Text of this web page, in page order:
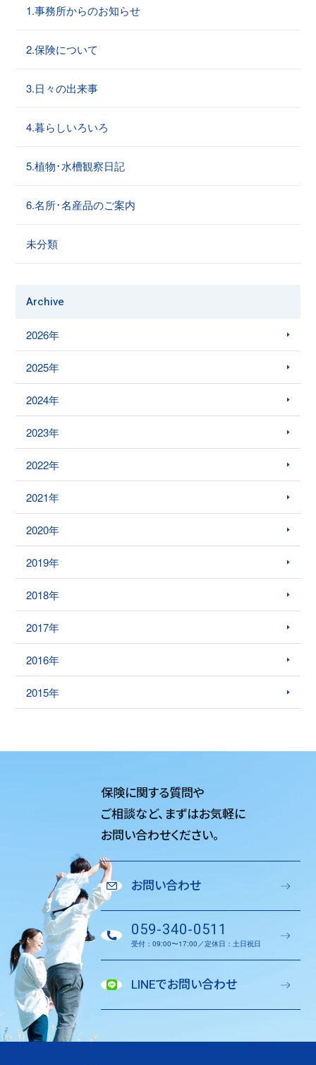
1.事務所からのお知らせ
2.保険について
3.日々の出来事
4.暮らしいろいろ
5.植物･水槽観察日記
6.名所･名産品のご案内
未分類
Archive
2026年
2025年
2024年
2023年
2022年
2021年
2020年
2019年
2018年
2017年
2016年
2015年
保険に関する質問や
ご相談など、 まずはお気軽に
お問い合わせください。
お問い合わせ
059-340-0511
受付：09:00〜17:00／定休日：土日祝日
LINEでお問い合わせ